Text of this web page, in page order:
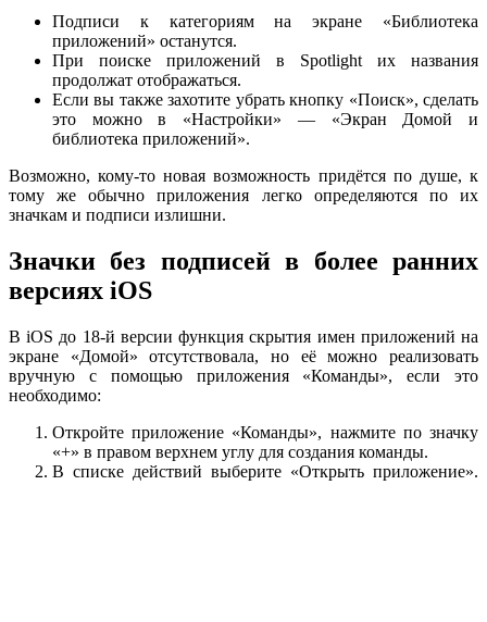
Подписи к категориям на экране «Библиотека
приложений» останутся.
При поиске приложений в Spotlight их названия
продолжат отображаться.
Если вы также захотите убрать кнопку «Поиск», сделать
это можно в «Настройки» — «Экран Домой и
библиотека приложений».
Возможно, кому-то новая возможность придётся по душе, к
тому же обычно приложения легко определяются по их
значкам и подписи излишни.
Значки без подписей в более ранних
версиях iOS
В iOS до 18-й версии функция скрытия имен приложений на
экране «Домой» отсутствовала, но её можно реализовать
вручную с помощью приложения «Команды», если это
необходимо:
Откройте приложение «Команды», нажмите по значку
«+» в правом верхнем углу для создания команды.
В списке действий выберите «Открыть приложение».